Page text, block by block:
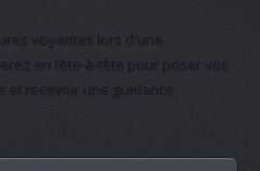
voyantes lors d'une
en tête-à-tête pour poser vos
et recevoir une guidance